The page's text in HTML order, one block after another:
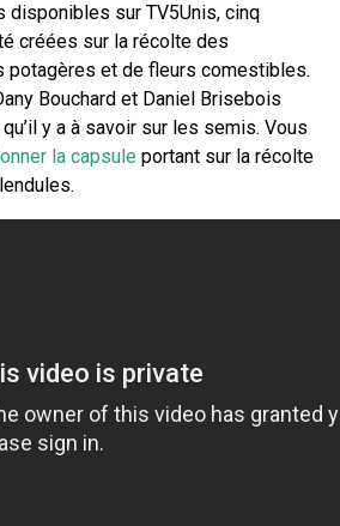
disponibles sur TV5Unis, cinq
créées sur la récolte des
potagères et de fleurs comestibles.
Bouchard et Daniel Brisebois
y a à savoir sur les semis. Vous
la capsule portant sur la récolte